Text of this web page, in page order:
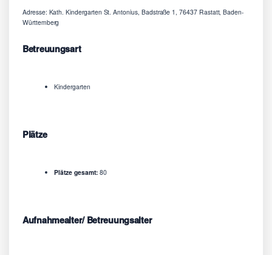
Adresse: Kath. Kindergarten St. Antonius, Badstraße 1, 76437 Rastatt, Baden-
Württemberg
Betreuungsart
Kindergarten
Plätze
Plätze gesamt:80
Aufnahmealter/ Betreuungsalter